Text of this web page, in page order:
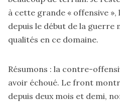
à cette grande « offensive »,
depuis le début de la guerre
qualités en ce domaine.
Résumons : la contre-
avoir échoué. Le front
depuis deux mois et demi,